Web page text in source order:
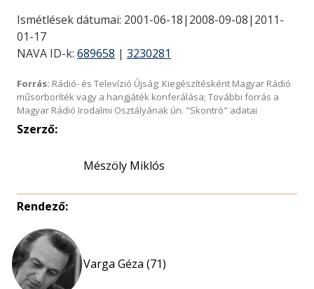
Ismétlések dátumai: 2001-06-18|2008-09-08|2011-
01-17
NAVA ID-k: 689658 | 3230281
Forrás: Rádió- és Televízió Újság; Kiegészítésként Magyar Rádió
műsorboríték vagy a hangjáték konferálása; További forrás a
Magyar Rádió Irodalmi Osztályának ún. "Skontró" adatai
Szerző:
Mészöly Miklós
Rendező:
Varga Géza (71)